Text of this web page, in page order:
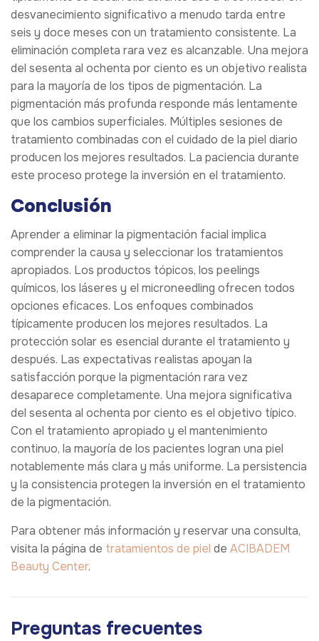
desvanecimiento significativo a menudo tarda entre
seis y doce meses con un tratamiento consistente. La
eliminación completa rara vez es alcanzable. Una mejora
del sesenta al ochenta por ciento es un objetivo realista
para la mayoría de los tipos de pigmentación. La
pigmentación más profunda responde más lentamente
que los cambios superficiales. Múltiples sesiones de
tratamiento combinadas con el cuidado de la piel diario
producen los mejores resultados. La paciencia durante
este proceso protege la inversión en el tratamiento.
Conclusión
Aprender a eliminar la pigmentación facial implica
comprender la causa y seleccionar los tratamientos
apropiados. Los productos tópicos, los peelings
químicos, los láseres y el microneedling ofrecen todos
opciones eficaces. Los enfoques combinados
típicamente producen los mejores resultados. La
protección solar es esencial durante el tratamiento y
después. Las expectativas realistas apoyan la
satisfacción porque la pigmentación rara vez
desaparece completamente. Una mejora significativa
del sesenta al ochenta por ciento es el objetivo típico.
Con el tratamiento apropiado y el mantenimiento
continuo, la mayoría de los pacientes logran una piel
notablemente más clara y más uniforme. La persistencia
y la consistencia protegen la inversión en el tratamiento
de la pigmentación.
Para obtener más información y reservar una consulta,
visita la página de tratamientos de piel de ACIBADEM
Beauty Center.
Preguntas frecuentes